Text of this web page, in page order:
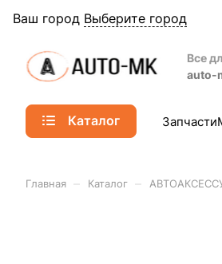
Ваш город Выберите город
Все
auto-
Каталог Запчасти
Главная Каталог